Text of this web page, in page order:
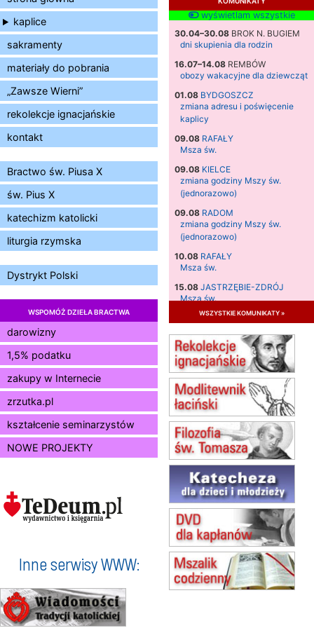
kaplice
sakramenty
materiały do pobrania
„Zawsze Wierni”
rekolekcje ignacjańskie
kontakt
Bractwo św. Piusa X
św. Pius X
katechizm katolicki
liturgia rzymska
Dystrykt Polski
WSPOMÓŻ DZIEŁA BRACTWA
darowizny
1,5% podatku
zakupy w Internecie
zrzutka.pl
kształcenie seminarzystów
NOWE PROJEKTY
Inne serwisy WWW:
wyświetlam wszystkie
30.04–30.08 BROK N. BUGIEM
dni skupienia dla rodzin
16.07–14.08 REMBÓW
obozy wakacyjne dla dziewcząt
01.08 BYDGOSZCZ
zmiana adresu i poświęcenie
kaplicy
09.08 RAFAŁY
Msza św.
09.08 KIELCE
zmiana godziny Mszy św.
(jednorazowo)
09.08 RADOM
zmiana godziny Mszy św.
(jednorazowo)
10.08 RAFAŁY
Msza św.
15.08 JASTRZĘBIE-ZDRÓJ
Msza św.
RADOM
15.08 KIELCE
Msza św.
15.08 BUKOWIEC
zmiana godziny Mszy św.
(jednorazowo)
15.08 SZCZECIN
zmiana godziny Mszy św.
(jednorazowo)
15.08 TCZEW
zmiana godziny Mszy św.
(jednorazowo)
15.08 NOWY SĄCZ
zmiana porządku nabożeństw
(jednorazowo)
15.08 KROSNO
Msza św.
15.08 CZĘSTOCHOWA
wszystkie komunikaty »